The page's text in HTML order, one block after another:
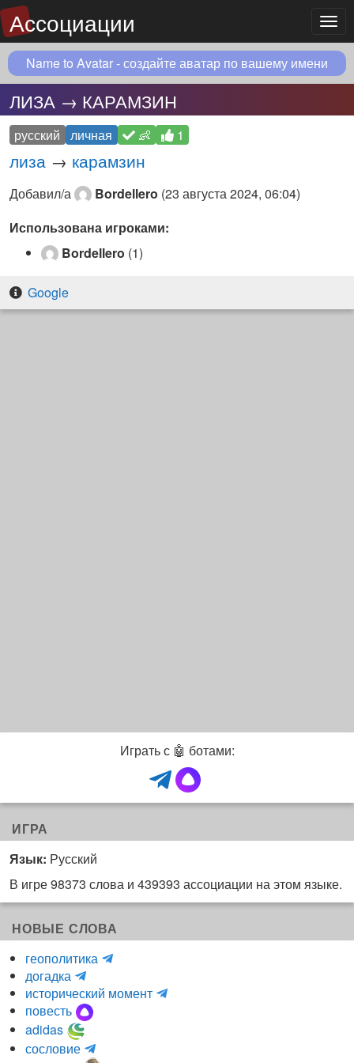
Ассоциации
Name to Avatar - создайте аватар по вашему имени
ЛИЗА → КАРАМЗИН
русский личная 👶 1
лиза → карамзин
Добавил/а Bordellero (23 августа 2024, 06:04)
Использована игроками:
Bordellero (1)
Google
Играть с 🤖 ботами:
ИГРА
Язык: Русский
В игре 98373 слова и 439393 ассоциации на этом языке.
НОВЫЕ СЛОВА
геополитика
H
d
догадка
m
a
r
r
r
исторический момент
и
повесть
adidas
сословие
m